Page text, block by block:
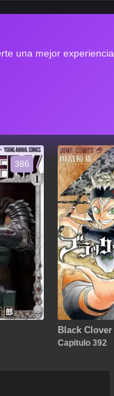
una mejor experiencia.
386
Black Clover
Capitulo 392